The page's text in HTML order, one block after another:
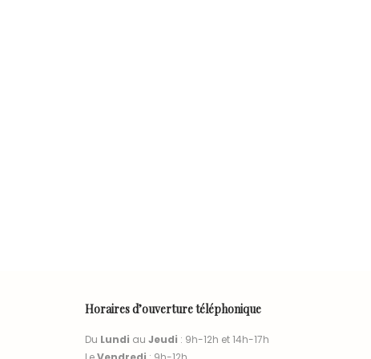
Horaires d’ouverture téléphonique
Du Lundi au Jeudi : 9h-12h et 14h-17h